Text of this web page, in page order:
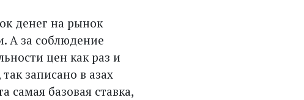
денег на рынок
А за соблюдение
цен как раз и
записано в азах
самая базовая ставка,